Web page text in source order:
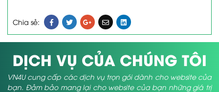
Chia sẻ:
DỊCH VỤ CỦA CHÚNG TÔI
VN4U cung cấp các dịch vụ trọn gói dành cho website của
bạn. Đảm bảo mang lại cho website của bạn những giá trị